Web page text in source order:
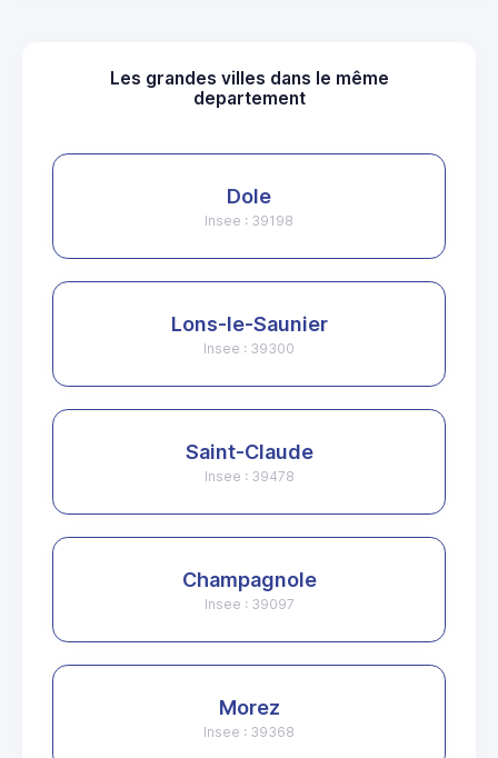
Les grandes villes dans le même
departement
Dole
Insee : 39198
Lons-le-Saunier
Insee : 39300
Saint-Claude
Insee : 39478
Champagnole
Insee : 39097
Morez
Insee : 39368